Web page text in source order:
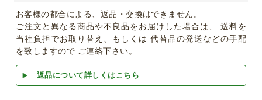
お客様の都合による、返品・交換はできません。
ご注文と異なる商品や不良品をお届けした場合は、 送料を
当社負担でお取り替え、もしくは 代替品の発送などの手配
を致しますので ご連絡下さい。
返品について詳しくはこちら